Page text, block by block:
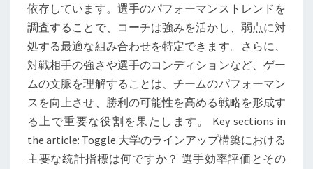
築：
統
計
分
析、
選
手
の
パ
依存しています。選手のパフォーマンストレンドを
調査することで、コーチは強みを活かし、弱点に対
処する最適な組み合わせを特定できます。さらに、
対戦相手の強さや選手のコンディションなど、ゲー
ムの文脈を理解することは、チームのパフォーマン
スを向上させ、勝利の可能性を高める戦略を形成す
る上で重要な役割を果たします。 Key sections in
the article: Toggle 大学のラインアップ構築における
主要な統計指標は何ですか？ 選手効率評価とその